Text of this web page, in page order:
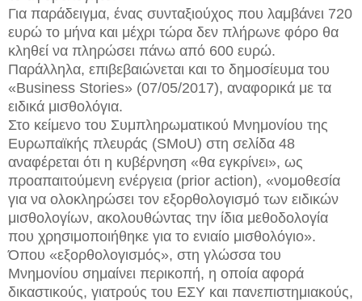
Για παράδειγμα, ένας συνταξιούχος που λαμβάνει 720
ευρώ το μήνα και μέχρι τώρα δεν πλήρωνε φόρο θα
κληθεί να πληρώσει πάνω από 600 ευρώ.
Παράλληλα, επιβεβαιώνεται και το δημοσίευμα του
«Business Stories» (07/05/2017), αναφορικά με τα
ειδικά μισθολόγια.
Στο κείμενο του Συμπληρωματικού Μνημονίου της
Ευρωπαϊκής πλευράς (SMoU) στη σελίδα 48
αναφέρεται ότι η κυβέρνηση «θα εγκρίνει», ως
προαπαιτούμενη ενέργεια (prior action), «νομοθεσία
για να ολοκληρώσει τον εξορθολογισμό των ειδικών
μισθολογίων, ακολουθώντας την ίδια μεθοδολογία
που χρησιμοποιήθηκε για το ενιαίο μισθολόγιο».
Όπου «εξορθολογισμός», στη γλώσσα του
Μνημονίου σημαίνει περικοπή, η οποία αφορά
δικαστικούς, γιατρούς του ΕΣΥ και πανεπιστημιακούς,